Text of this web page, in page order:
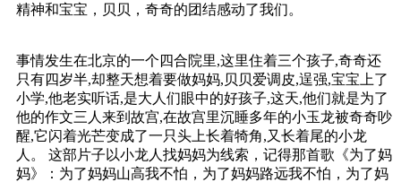
精神和宝宝，贝贝，奇奇的团结感动了我们。
事情发生在北京的一个四合院里,这里住着三个孩子,奇奇还
只有四岁半,却整天想着要做妈妈,贝贝爱调皮,逞强,宝宝上了
小学,他老实听话,是大人们眼中的好孩子,这天,他们就是为了
他的作文三人来到故宫,在故宫里沉睡多年的小玉龙被奇奇吵
醒,它闪着光芒变成了一只头上长着犄角,又长着尾的小龙
人。 这部片子以小龙人找妈妈为线索，记得那首歌《为了妈
妈》：为了妈妈山高我不怕，为了妈妈路远我不怕，为了妈